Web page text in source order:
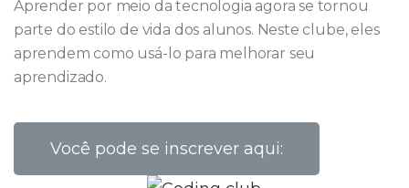
Aprender por meio da tecnologia agora se tornou
parte do estilo de vida dos alunos. Neste clube, eles
aprendem como usá-lo para melhorar seu
aprendizado.
Você pode se inscrever aqui: